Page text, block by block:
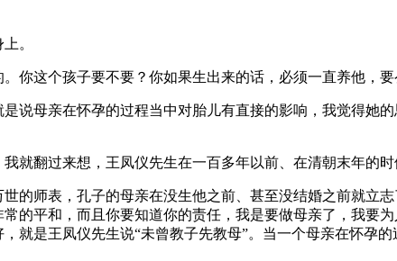
。
你这个孩子要不要？你如果生出来的话，必须一直养他，
说母亲在怀孕的过程当中对胎儿有直接的影响，我觉得她
就翻过来想，王凤仪先生在一百多年以前、在清朝末年的
的师表，孔子的母亲在没生他之前、甚至没结婚之前就立
的平和，而且你要知道你的责任，我是要做母亲了，我要
就是王凤仪先生说“未曾教子先教母”。当一个母亲在怀孕